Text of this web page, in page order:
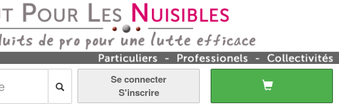
Se connecter
S'inscrire